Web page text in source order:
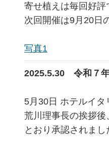
寄せ植えは毎回好
次回開催は9月20日
写真1
2025.5.30 令和７
5月30日 ホテルイ
荒川理事長の挨拶
とおり承認されまし